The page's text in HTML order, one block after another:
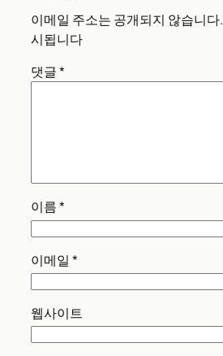
이메일 주소는 공개되지 않습니다.
시됩니다
댓글*
이름*
이메일 *
웹사이트